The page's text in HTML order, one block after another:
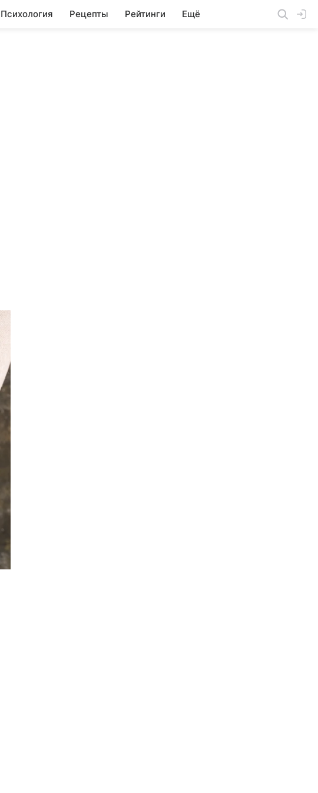
Психология Рецепты Рейтинги Ещё